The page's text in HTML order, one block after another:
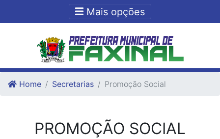
Ir para o fim do conteudo
Mais opções
Home Secretarias Promoção Social
PROMOÇÃO SOCIAL